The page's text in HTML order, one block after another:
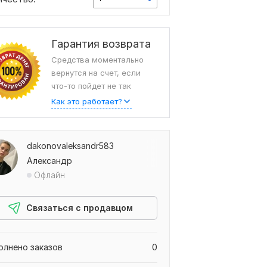
Гарантия возврата
Средства моментально
вернутся на счет, если
что-то пойдет не так
Как это работает?
dakonovaleksandr583
Александр
Офлайн
Связаться с продавцом
0
заказов